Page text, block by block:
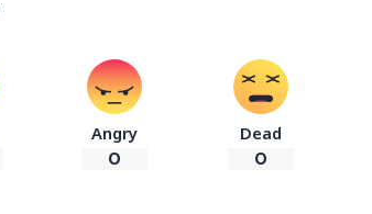
Angry
0
Dead
0